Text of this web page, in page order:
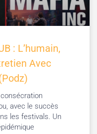
: L’humain,
Avec
avec le succès
les festivals. Un